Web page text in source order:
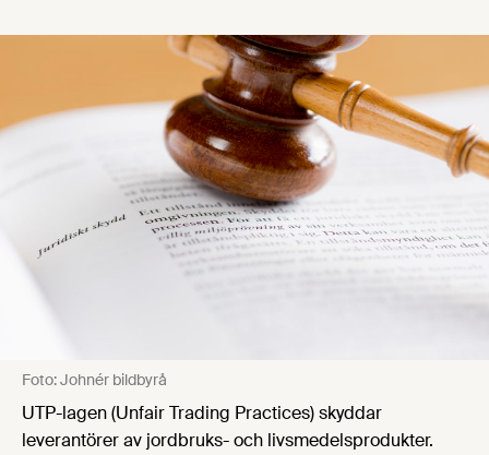
Foto: Johnér bildbyrå
UTP-lagen (Unfair Trading Practices) skyddar
leverantörer av jordbruks- och livsmedelsprodukter.